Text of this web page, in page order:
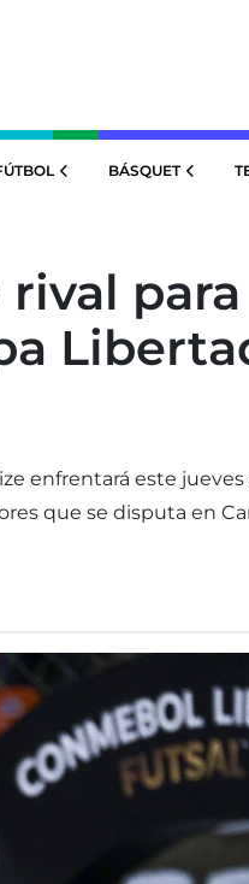
BÁSQUET
enfrentará este
que se disputa en